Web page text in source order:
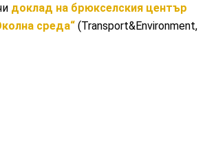
доклад на брюкселския център
среда“ (Transport&Environment,